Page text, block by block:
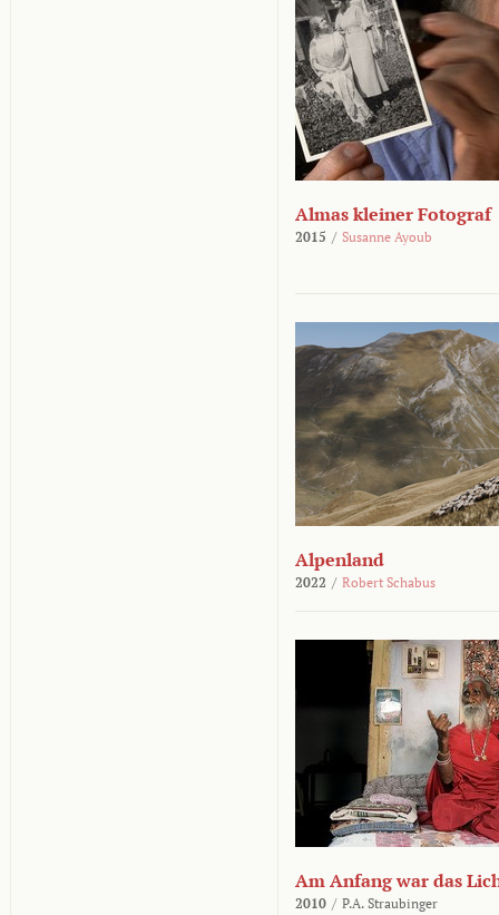
Almas kleiner Fotograf
2015 / Susanne Ayoub
Alpenland
2022 / Robert Schabus
Am Anfang war das
2010 / P.A. Straubinger